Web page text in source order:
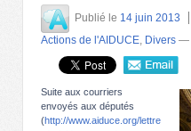
Publié le 14 juin 2013
Actions de l'AIDUCE, Divers —
Suite aux courriers
envoyés aux députés
(http://www.aiduce.org/lettre